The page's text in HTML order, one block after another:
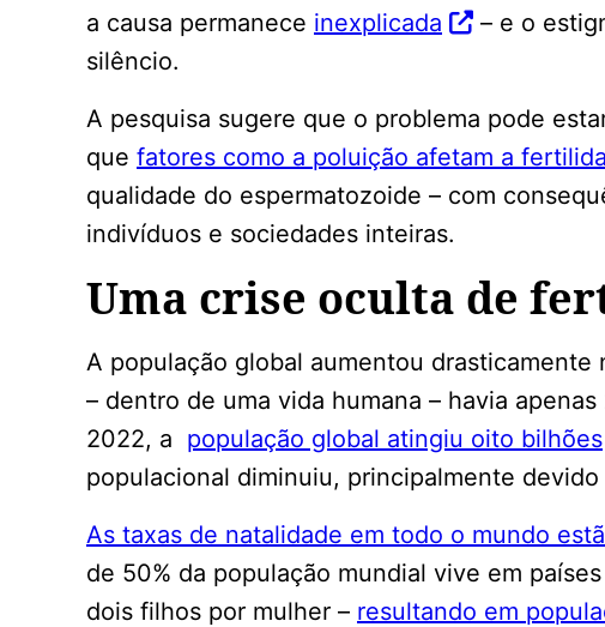
a causa permanece inexplicada – e o
silêncio.
A pesquisa sugere que o problema pode
que fatores como a poluição afetam a
qualidade do espermatozoide – com
indivíduos e sociedades inteiras.
Uma crise oculta de
A população global aumentou
– dentro de uma vida humana – havia
2022, a população global atingiu oito bilhões
populacional diminuiu, principalmente
As taxas de natalidade em todo o mundo
de 50% da população mundial vive em
dois filhos por mulher – resultando em